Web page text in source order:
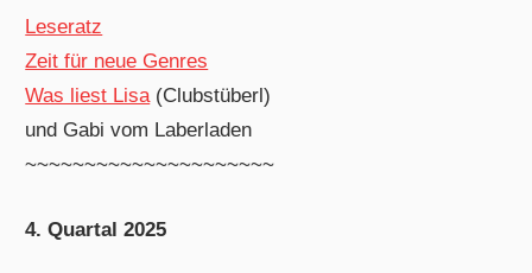
Leseratz
Zeit für neue Genres
Was liest Lisa(Clubstüberl)
und Gabi vom Laberladen
~~~~~~~~~~~~~~~~~~~~~
4. Quartal 2025